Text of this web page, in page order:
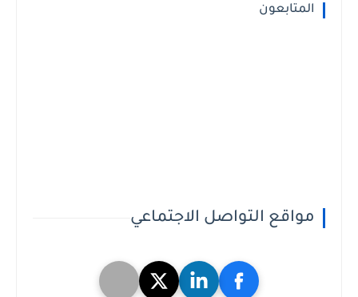
المتابعون
مواقع التواصل الاجتماعي